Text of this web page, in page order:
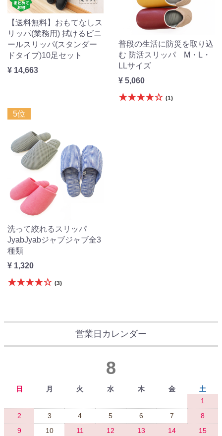
【送料無料】おもてなしス
リッパ(業務用) 拭けるビニ
ールスリッパ(スタンダー
ドタイプ)10足セット
¥ 14,663
普段の生活に防災を取り込
む 防活スリッパ M・L・
LLサイズ
¥ 5,060
★★★★☆ (1)
5位
洗って絞れるスリッパ
JyabJyabジャブジャブ全3
種類
¥ 1,320
★★★★☆ (3)
営業日カレンダー
8
日 月 火 水 木 金
土
1
2
3 4 5 6 7
8
9
10 11 12 13 14
15